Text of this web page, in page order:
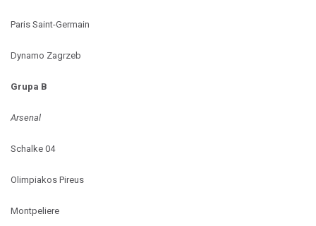
Paris Saint-Germain
Dynamo Zagrzeb
Grupa B
Arsenal
Schalke 04
Olimpiakos Pireus
Montpeliere